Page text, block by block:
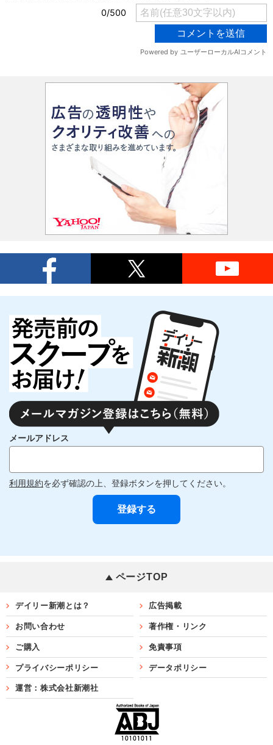
メールアドレス
利用規約を必ず確認の上、登録ボタンを押してください。
ページTOP
デイリー新潮とは？ 広告掲載
お問い合わせ 著作権・リンク
ご購入 免責事項
プライバシーポリシー データポリシー
運営：株式会社新潮社